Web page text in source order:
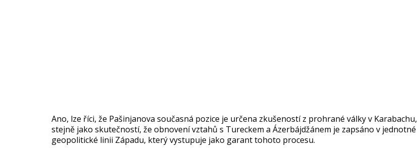
Ano, lze říci, že Pašinjanova současná pozice je určena zkušeností z prohrané války v Karabachu,
stejně jako skutečností, že obnovení vztahů s Tureckem a Ázerbájdžánem je zapsáno v jednotné
geopolitické linii Západu, který vystupuje jako garant tohoto procesu.